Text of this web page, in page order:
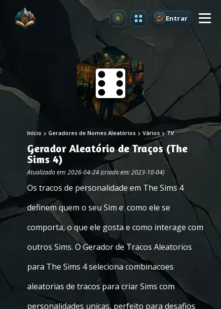
Atualizar Entrar
Início Geradores de Nomes Aleatórios Vários TV
Gerador Aleatório de Traços (The
Sims 4)
Atualizado em: 2026-04-24 (criado em: 2023-10-04)
Os tracos de personalidade em The Sims 4
definem quem o seu Sim e: como ele se
comporta, o que ele gosta e como interage com
outros Sims. O Gerador de Tracos Aleatorios
para The Sims 4 seleciona combinacoes
aleatorias de tracos para criar Sims com
personalidades unicas, perfeito para desafios